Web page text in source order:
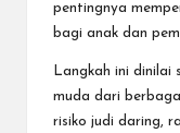
pentingnya
bagi anak dan
Langkah ini dinilai
muda dari
risiko judi daring,